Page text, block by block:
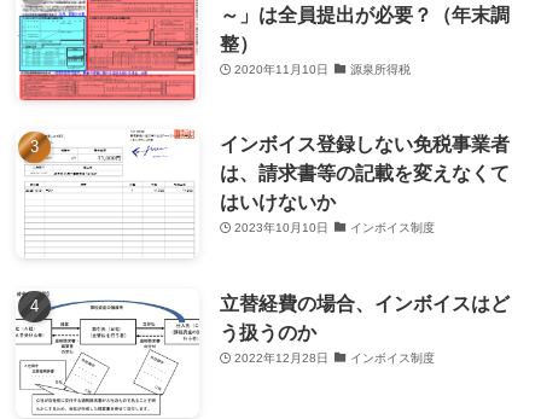
～」は全員提出が必要？（年末調
整）
2020年11月10日 源泉所得税
インボイス登録しない免税事業者
は、請求書等の記載を変えなくて
はいけないか
2023年10月10日 インボイス制度
立替経費の場合、インボイスはど
う扱うのか
2022年12月28日 インボイス制度